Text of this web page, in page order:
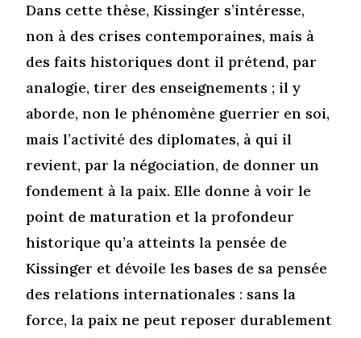
Dans cette thèse, Kissinger s’intéresse,
non à des crises contemporaines, mais à
des faits historiques dont il prétend, par
analogie, tirer des enseignements ; il y
aborde, non le phénomène guerrier en soi,
mais l’activité des diplomates, à qui il
revient, par la négociation, de donner un
fondement à la paix. Elle donne à voir le
point de maturation et la profondeur
historique qu’a atteints la pensée de
Kissinger et dévoile les bases de sa pensée
des relations internationales : sans la
force, la paix ne peut reposer durablement